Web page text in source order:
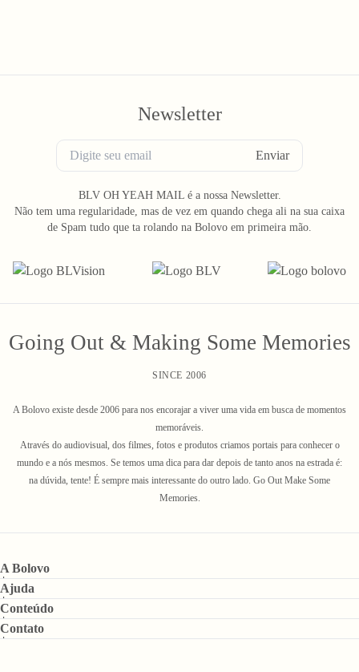
Newsletter
Enviar
BLV OH YEAH MAIL é a nossa Newsletter.
Não tem uma regularidade, mas de vez em quando chega ali na sua caixa
de Spam tudo que ta rolando na Bolovo em primeira mão.
Going Out & Making Some Memories
SINCE 2006
A Bolovo existe desde 2006 para nos encorajar a viver uma vida em busca de momentos
memoráveis.
Através do audiovisual, dos filmes, fotos e produtos criamos portais para conhecer o
mundo e a nós mesmos. Se temos uma dica para dar depois de tanto anos na estrada é:
na dúvida, tente! É sempre mais interessante do outro lado. Go Out Make Some
Memories.
A Bolovo
Ajuda
Conteúdo
Contato